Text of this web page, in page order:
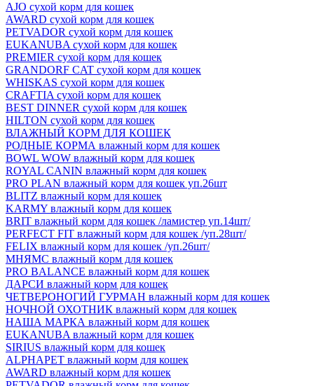
AJO сухой корм для кошек
AWARD сухой корм для кошек
PETVADOR сухой корм для кошек
EUKANUBA сухой корм для кошек
PREMIER сухой корм для кошек
GRANDORF CAT сухой корм для кошек
WHISKAS сухой корм для кошек
CRAFTIA сухой корм для кошек
BEST DINNER сухой корм для кошек
HILTON сухой корм для кошек
ВЛАЖНЫЙ КОРМ ДЛЯ КОШЕК
РОДНЫЕ КОРМА влажный корм для кошек
BOWL WOW влажный корм для кошек
ROYAL CANIN влажный корм для кошек
PRO PLAN влажный корм для кошек уп.26шт
BLITZ влажный корм для кошек
KARMY влажный корм для кошек
BRIT влажный корм для кошек /ламистер уп.14шт/
PERFECT FIT влажный корм для кошек /уп.28шт/
FELIX влажный корм для кошек /уп.26шт/
МНЯМС влажный корм для кошек
PRO BALANCE влажный корм для кошек
ДАРСИ влажный корм для кошек
ЧЕТВЕРОНОГИЙ ГУРМАН влажный корм для кошек
НОЧНОЙ ОХОТНИК влажный корм для кошек
НАША МАРКА влажный корм для кошек
EUKANUBA влажный корм для кошек
SIRIUS влажный корм для кошек
ALPHAPET влажный корм для кошек
AWARD влажный корм для кошек